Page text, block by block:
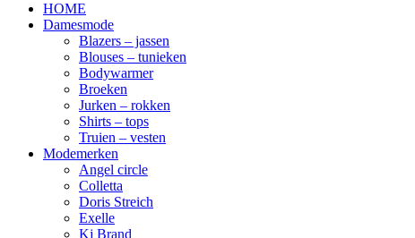
HOME
Damesmode
Blazers – jassen
Blouses – tunieken
Bodywarmer
Broeken
Jurken – rokken
Shirts – tops
Truien – vesten
Modemerken
Angel circle
Colletta
Doris Streich
Exelle
Kj Brand